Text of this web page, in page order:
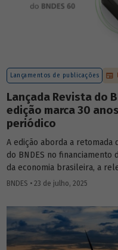
Lançamentos de publicações
Lançada Revista do
edição marca 30
periódico
A edição aborda a retomada
do BNDES no financiamento
da economia brasileira, a
fundos como FAT, Fundo
experiências internacionais
públicos de crédito à
protagonismo da política
método para calcular
BNDES • 23 de julho, 2025